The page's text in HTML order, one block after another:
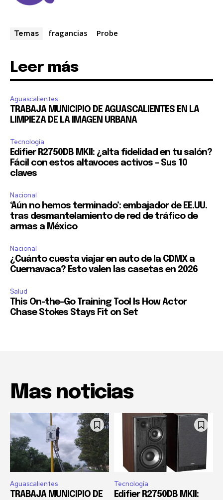
Temas fragancias Probe
Leer más
Aguascalientes
TRABAJA MUNICIPIO DE AGUASCALIENTES EN LA
LIMPIEZA DE LA IMAGEN URBANA
Tecnología
Edifier R2750DB MKII: ¿alta fidelidad en tu salón?
Fácil con estos altavoces activos – Sus 10
claves
Nacional
‘Aún no hemos terminado’: embajador de EE.UU.
tras desmantelamiento de red de tráfico de
armas a México
Nacional
¿Cuánto cuesta viajar en auto de la CDMX a
Cuernavaca? Esto valen las casetas en 2026
Salud
This On-the-Go Training Tool Is How Actor
Chase Stokes Stays Fit on Set
Mas noticias
Aguascalientes
TRABAJA MUNICIPIO DE
Tecnología
Edifier R2750DB MKII: